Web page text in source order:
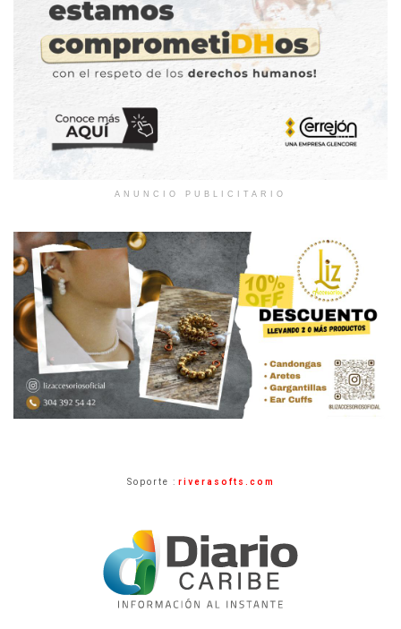
ANUNCIO PUBLICITARIO
Soporte : riverasofts.com